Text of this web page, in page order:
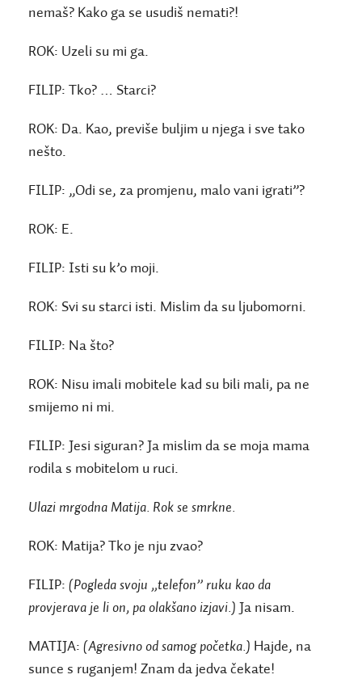
nemaš? Kako ga se usudiš nemati?!
ROK: Uzeli su mi ga.
FILIP: Tko? … Starci?
ROK: Da. Kao, previše buljim u njega i sve tako
nešto.
FILIP: „Odi se, za promjenu, malo vani igrati”?
ROK: E.
FILIP: Isti su k’o moji.
ROK: Svi su starci isti. Mislim da su ljubomorni.
FILIP: Na što?
ROK: Nisu imali mobitele kad su bili mali, pa ne
smijemo ni mi.
FILIP: Jesi siguran? Ja mislim da se moja mama
rodila s mobitelom u ruci.
Ulazi mrgodna Matija. Rok se smrkne.
ROK: Matija? Tko je nju zvao?
FILIP: (Pogleda svoju „telefon” ruku kao da
provjerava je li on, pa olakšano izjavi.) Ja nisam.
MATIJA: (Agresivno od samog početka.) Hajde, na
sunce s ruganjem! Znam da jedva čekate!